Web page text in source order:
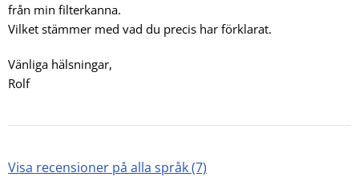
från min filterkanna.
Vilket stämmer med vad du precis har förklarat.
Vänliga hälsningar,
Rolf
Visa recensioner på alla språk (7)